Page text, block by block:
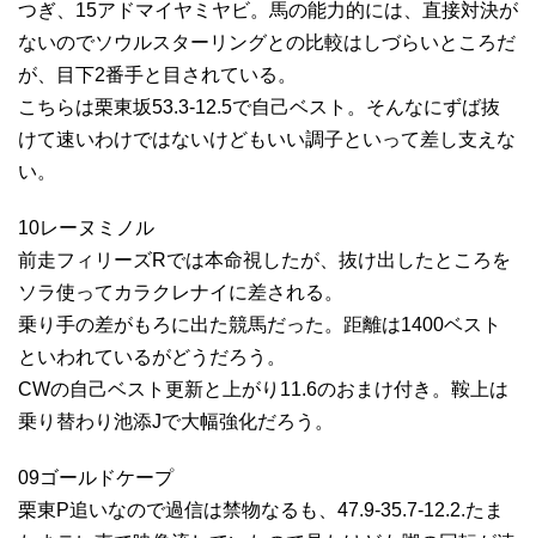
つぎ、15アドマイヤミヤビ。馬の能力的には、直接対決が
ないのでソウルスターリングとの比較はしづらいところだ
が、目下2番手と目されている。
こちらは栗東坂53.3-12.5で自己ベスト。そんなにずば抜
けて速いわけではないけどもいい調子といって差し支えな
い。
10レーヌミノル
前走フィリーズRでは本命視したが、抜け出したところを
ソラ使ってカラクレナイに差される。
乗り手の差がもろに出た競馬だった。距離は1400ベスト
といわれているがどうだろう。
CWの自己ベスト更新と上がり11.6のおまけ付き。鞍上は
乗り替わり池添Jで大幅強化だろう。
09ゴールドケープ
栗東P追いなので過信は禁物なるも、47.9-35.7-12.2.たま